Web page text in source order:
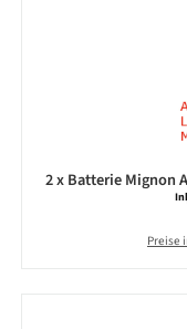
2 x Batterie Mignon
Preise